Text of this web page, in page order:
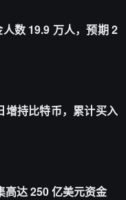
数 19.9 万人，预期 2
增持比特币，累计买入
达 250 亿美元资金